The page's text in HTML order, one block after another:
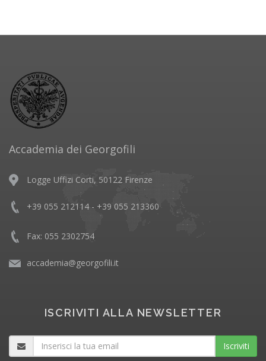
Accademia dei Georgofili
Logge Uffizi Corti, 50122 Firenze
+39 055 212114 - +39 055 213360
Fax: 055 2302754
accademia@georgofili.it
ISCRIVITI ALLA NEWSLETTER
Iscriviti